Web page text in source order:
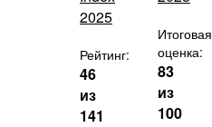
2025
Рейтинг:
46
из
141
Итоговая
оценка:
83
из
100